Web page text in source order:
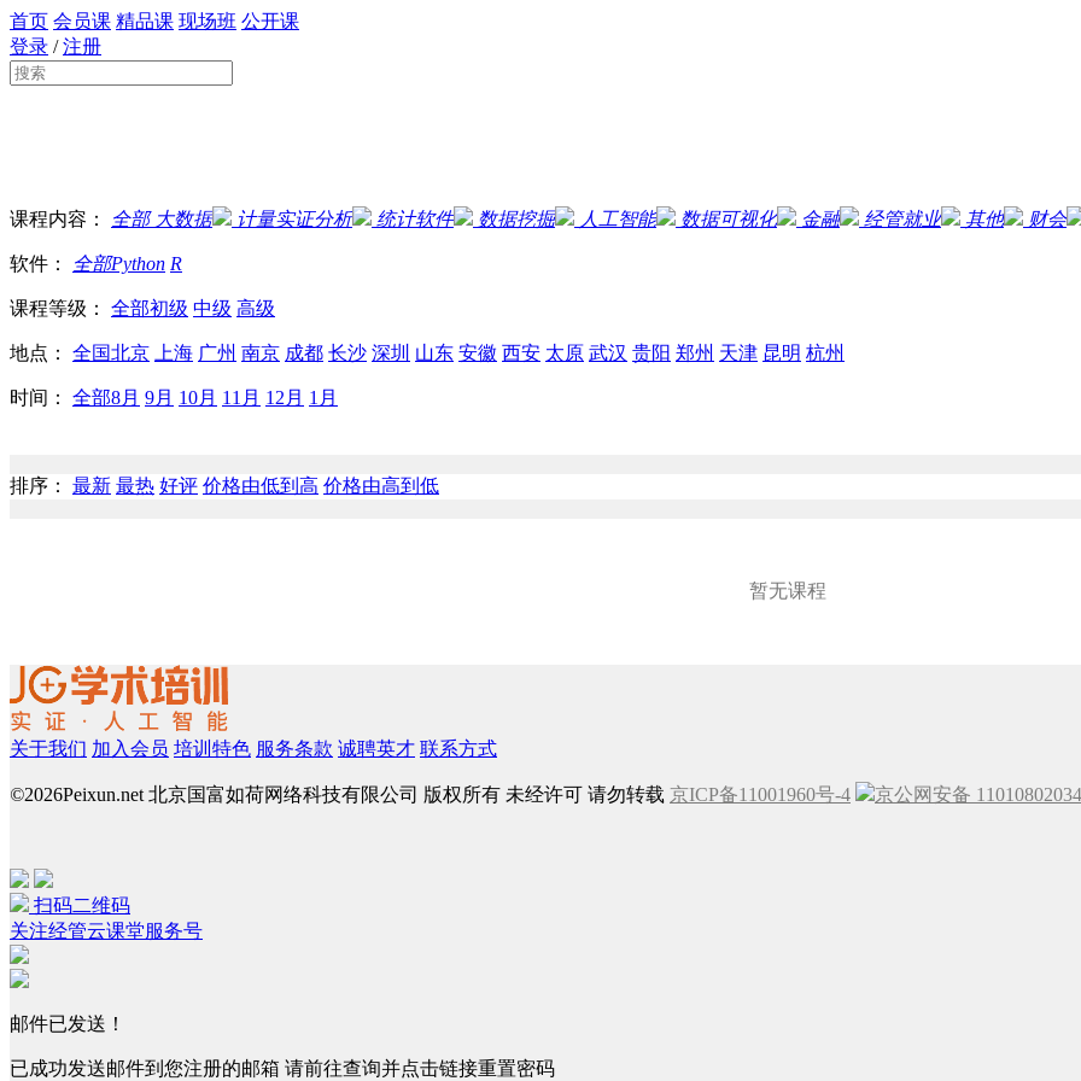
首页 会员课 精品课 现场班 公开课
登录 /注册
课程内容： 全部大数据 计量实证分析 统计软件 数据挖掘 人工智能 数据可视化 金融 经管就业 其他 财会
软件： 全部Python R
课程等级： 全部初级 中级 高级
地点： 全国北京 上海 广州 南京 成都 长沙 深圳 山东 安徽 西安 太原 武汉 贵阳 郑州 天津 昆明 杭州
时间： 全部8月 9月 10月 11月 12月 1月
排序： 最新 最热 好评 价格由低到高 价格由高到低
暂无课程
关于我们 加入会员 培训特色 服务条款 诚聘英才 联系方式
©2026Peixun.net 北京国富如荷网络科技有限公司 版权所有 未经许可 请勿转载 京ICP备11001960号-4 京公网安备
扫码二维码
关注经管云课堂服务号
邮件已发送！
已成功发送邮件到您注册的邮箱 请前往查询并点击链接重置密码